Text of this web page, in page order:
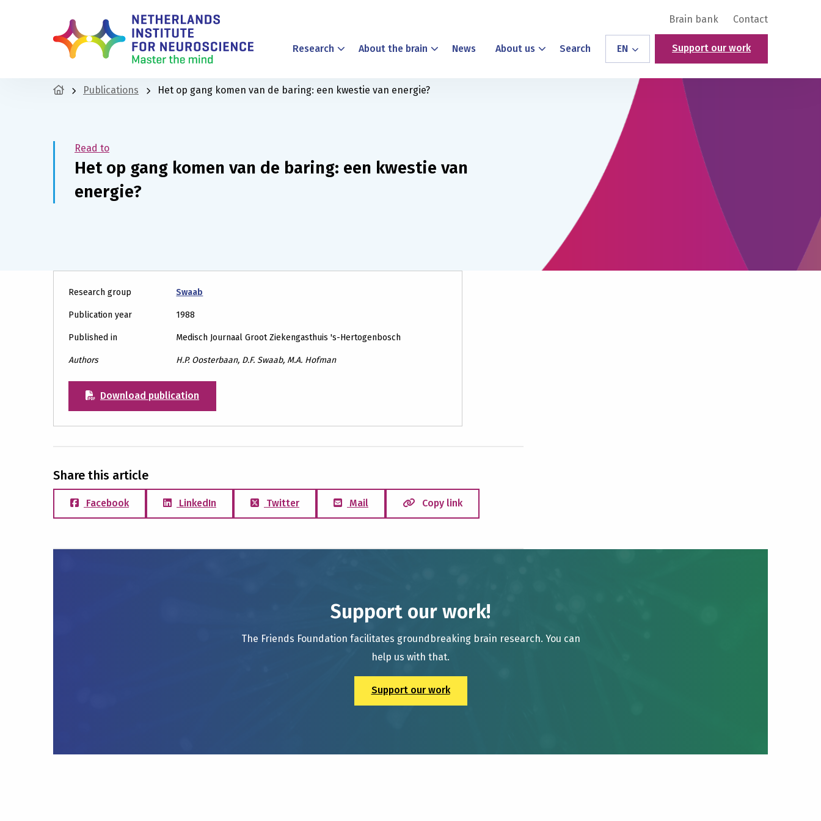
Brain bank Contact
Research About the brain News About us Search EN Support our work
Publications Het op gang komen van de baring: een kwestie van energie?
Read to
Het op gang komen van de baring: een kwestie van
energie?
Research group Swaab
Publication year 1988
Published in Medisch Journaal Groot Ziekengasthuis 's-Hertogenbosch
Authors H.P. Oosterbaan, D.F. Swaab, M.A. Hofman
Download publication
Share this article
Facebook LinkedIn Twitter Mail Copy link
Support our work!
The Friends Foundation facilitates groundbreaking brain research. You can
help us with that.
Support our work